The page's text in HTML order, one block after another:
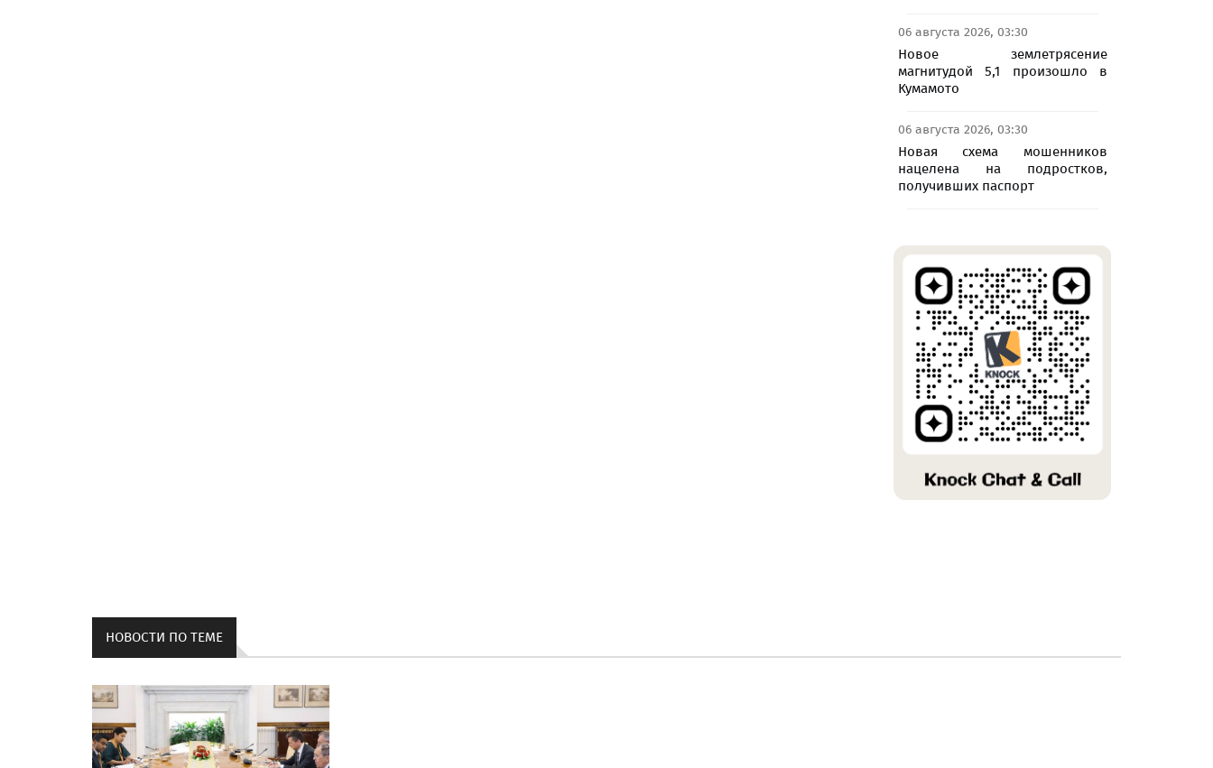
06 августа 2026, 03:30
Новое землетрясение
магнитудой 5,1 произошло в
Кумамото
06 августа 2026, 03:30
Новая схема мошенников
нацелена на подростков,
получивших паспорт
НОВОСТИ ПО ТЕМЕ